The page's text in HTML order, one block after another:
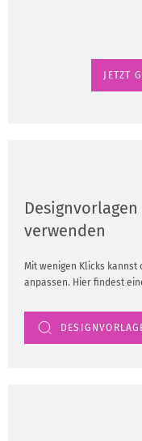
JETZT
Designvorlagen
verwenden
Mit wenigen Klicks
anpassen. Hier findest